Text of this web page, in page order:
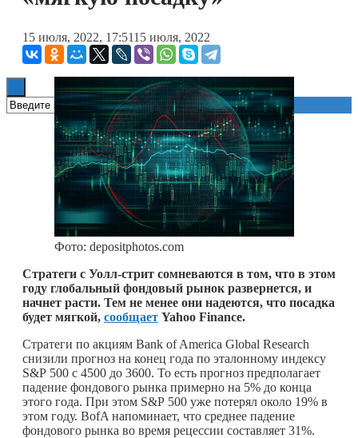
Книги
15 июля, 2022, 17:5115 июля, 2022
Фото: depositphotos.com
Стратеги с Уолл-стрит сомневаются в том, что в этом
году глобальный фондовый рынок развернется, и
начнет расти. Тем не менее они надеются, что посадка
будет мягкой, сообщает Yahoo Finance.
Cтратеги по акциям Bank of America Global Research
снизили прогноз на конец года по эталонному индексу
S&P 500 с 4500 до 3600. То есть прогноз предполагает
падение фондового рынка примерно на 5% до конца
этого года. При этом S&P 500 уже потерял около 19% в
этом году. BofA напоминает, что среднее падение
фондового рынка во время рецессии составляет 31%.